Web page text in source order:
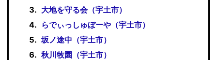
大地を守る会（宇土市）
らでぃっしゅぼーや（宇土市）
坂ノ途中（宇土市）
秋川牧園（宇土市）